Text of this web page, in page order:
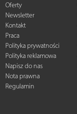
Oferty
Newsletter
Kontakt
Praca
Polityka prywatności
Polityka reklamowa
Napisz do nas
Nota prawna
Regulamin